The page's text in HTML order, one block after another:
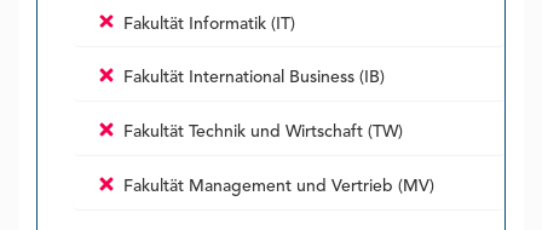
Fakultät Informatik (IT)
Fakultät International Business (IB)
Fakultät Technik und Wirtschaft (TW)
Fakultät Management und Vertrieb (MV)